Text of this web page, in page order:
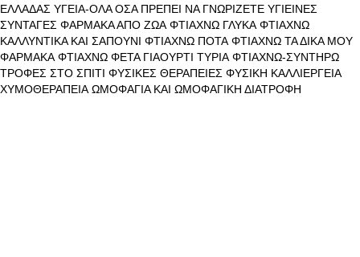
ΕΛΛΑΔΑΣ ΥΓΕΙΑ-ΟΛΑ ΟΣΑ ΠΡΕΠΕΙ ΝΑ ΓΝΩΡΙΖΕΤΕ ΥΓΙΕΙΝΕΣ
ΣΥΝΤΑΓΕΣ ΦΑΡΜΑΚΑ ΑΠΟ ΖΩΑ ΦΤΙΑΧΝΩ ΓΛΥΚΑ ΦΤΙΑΧΝΩ
ΚΑΛΛΥΝΤΙΚΑ ΚΑΙ ΣΑΠΟΥΝΙ ΦΤΙΑΧΝΩ ΠΟΤΑ ΦΤΙΑΧΝΩ ΤΑ ΔΙΚΑ ΜΟΥ
ΦΑΡΜΑΚΑ ΦΤΙΑΧΝΩ ΦΕΤΑ ΓΙΑΟΥΡΤΙ ΤΥΡΙΑ ΦΤΙΑΧΝΩ-ΣΥΝΤΗΡΩ
ΤΡΟΦΕΣ ΣΤΟ ΣΠΙΤΙ ΦΥΣΙΚΕΣ ΘΕΡΑΠΕΙΕΣ ΦΥΣΙΚΗ ΚΑΛΛΙΕΡΓΕΙΑ
ΧΥΜΟΘΕΡΑΠΕΙΑ ΩΜΟΦΑΓΙΑ ΚΑΙ ΩΜΟΦΑΓΙΚΗ ΔΙΑΤΡΟΦΗ